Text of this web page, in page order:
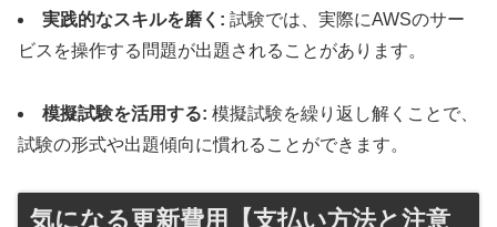
実践的なスキルを磨く: 試験では、実際にAWSのサー
ビスを操作する問題が出題されることがあります。
模擬試験を活用する: 模擬試験を繰り返し解くことで、
試験の形式や出題傾向に慣れることができます。
気になる更新費用【支払い方法と注意